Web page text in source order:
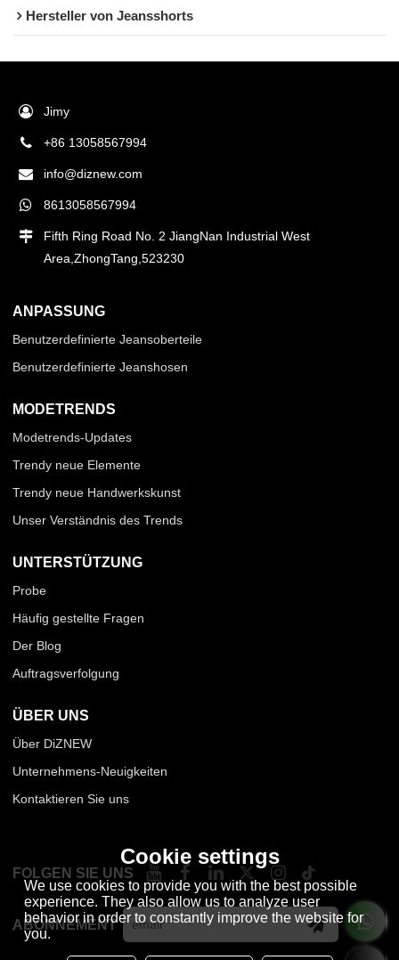
Hersteller von Jeansshorts
Jimy
+86 13058567994
info@diznew.com
8613058567994
Fifth Ring Road No. 2 JiangNan Industrial West
Area,ZhongTang,523230
ANPASSUNG
Benutzerdefinierte Jeansoberteile
Benutzerdefinierte Jeanshosen
MODETRENDS
Modetrends-Updates
Trendy neue Elemente
Trendy neue Handwerkskunst
Unser Verständnis des Trends
UNTERSTÜTZUNG
Probe
Häufig gestellte Fragen
Der Blog
Auftragsverfolgung
ÜBER UNS
Über DiZNEW
Unternehmens-Neuigkeiten
Kontaktieren Sie uns
FOLGEN SIE UNS
ABONNEMENT
Cookie settings
We use cookies to provide you with the best possible
experience. They also allow us to analyze user
behavior in order to constantly improve the website for
you.